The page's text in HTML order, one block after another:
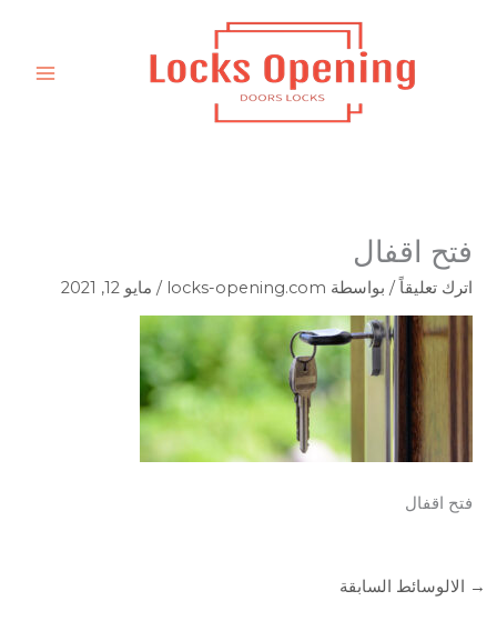
فتح اقفال
اترك تعليقاً / بواسطة locks-opening.com
/ مايو 12, 2021
فتح اقفال
→ الالوسائط السابقة